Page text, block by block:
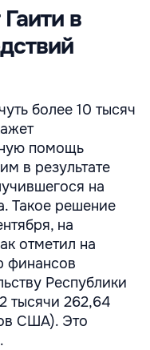
в
более 10 тысяч
помощь
в результате
на
Такое решение
на
отметил на
финансов
Республики
тысячи 262,64
США). Это